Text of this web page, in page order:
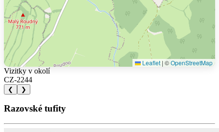
Leaflet | ©OpenStreetMap
Vizitky v okolí
CZ-2244
❮ ❯
Razovské tufity